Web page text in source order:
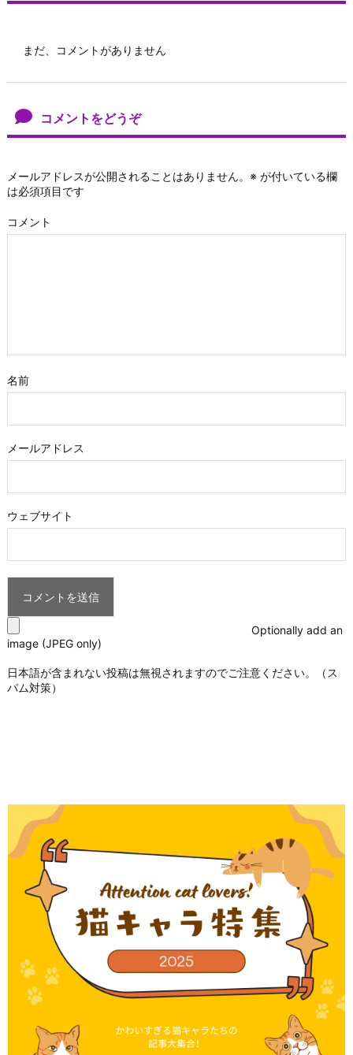
まだ、コメントがありません
コメントをどうぞ
メールアドレスが公開されることはありません。 ※ が付いている欄
は必須項目です
コメント
名前
メールアドレス
ウェブサイト
Optionally add an
image (JPEG only)
日本語が含まれない投稿は無視されますのでご注意ください。（ス
パム対策）